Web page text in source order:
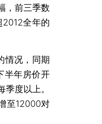
，前三季数
全年的
况，同期
半年房价开
度以上。
至12000对